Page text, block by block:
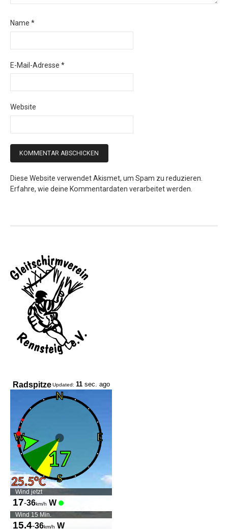
Name *
E-Mail-Adresse *
Website
Diese Website verwendet Akismet, um Spam zu reduzieren.
Erfahre, wie deine Kommentardaten verarbeitet werden.